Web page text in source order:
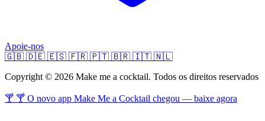
Apoie-nos
🇬🇧 🇩🇪 🇪🇸 🇫🇷 🇵🇹 🇧🇷 🇮🇹 🇳🇱
Copyright © 2026 Make me a cocktail. Todos os direitos reservados
🍸 🍸 O novo app Make Me a Cocktail chegou — baixe agora